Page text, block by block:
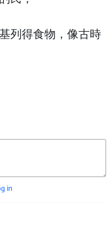
基列得食物，像古時
in